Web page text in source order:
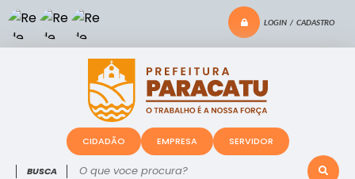
LOGIN / CADASTRO
O que voce procura?
CIDADÃO EMPRESA SERVIDOR